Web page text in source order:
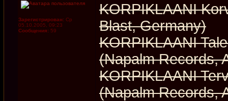
Зарегистрирован: Ср
05.10.2005, 09:23
Сообщения: 59
KORPIKLAANI
Blast, Germany)
KORPIKLAANI
(Napalm Records,
KORPIKLAANI
(Napalm Records,